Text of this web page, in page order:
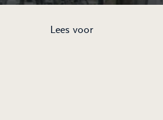
Lees voor